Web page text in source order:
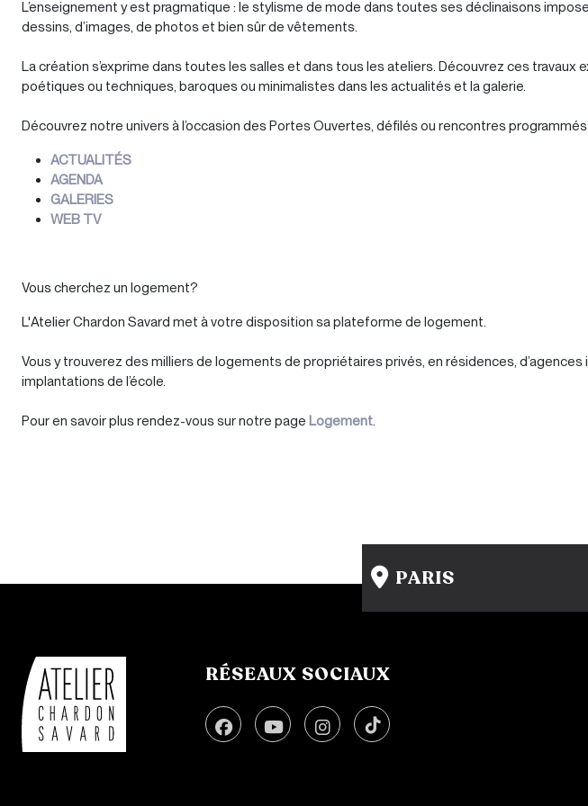
L’enseignement y est pragmatique : le stylisme de mode dans toutes ses déclinaisons
dessins, d’images, de photos et bien sûr de vêtements.
La création s’exprime dans toutes les salles et dans tous les ateliers. Découvrez ces travaux
poétiques ou techniques, baroques ou minimalistes dans les actualités et la galerie.
Découvrez notre univers à l’occasion des Portes Ouvertes, défilés ou rencontres programmés
ACTUALITÉS
AGENDA
GALERIES
WEB TV
Vous cherchez un logement?
L'Atelier Chardon Savard met à votre disposition sa plateforme de logement.
Vous y trouverez des milliers de logements de propriétaires privés, en résidences,
implantations de l’école.
Pour en savoir plus rendez-vous sur notre page Logement.
PARIS
15 rue Gambey - 75011
RÉSEAUX SOCIAUX